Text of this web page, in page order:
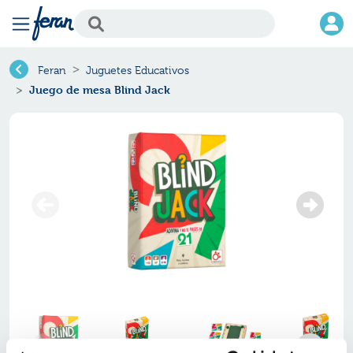
Feran Juguetes Educativos
Juego de mesa Blind Jack